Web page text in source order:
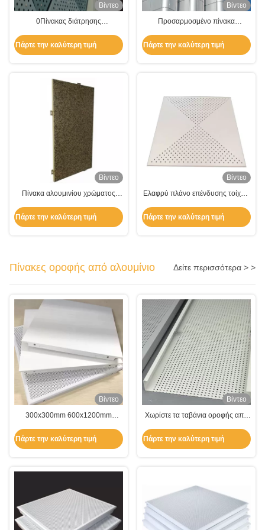
Βίντεο
0Πίνακας διάτρησης
οικιστικού κτιρίου
Πάρτε την καλύτερη τιμή
Βίντεο
Προσαρμοσμένο πίνακα
αλουμίνιο A3003 για διακόσμηση
προσόφων
Πάρτε την καλύτερη τιμή
Βίντεο
Πίνακα αλουμινίου χρώματος
διακόσμηση
Πάρτε την καλύτερη τιμή
Βίντεο
Ελαφρύ πλάνο επένδυσης τοίχων
αλουμινίου με διάτρηση
Πάρτε την καλύτερη τιμή
Πίνακες οροφής από αλουμίνιο Δείτε περισσότερα > >
Βίντεο
300x300mm 600x1200mm
Πάρτε την καλύτερη τιμή
Βίντεο
Χωρίστε τα ταβάνια οροφής από
Πάρτε την καλύτερη τιμή